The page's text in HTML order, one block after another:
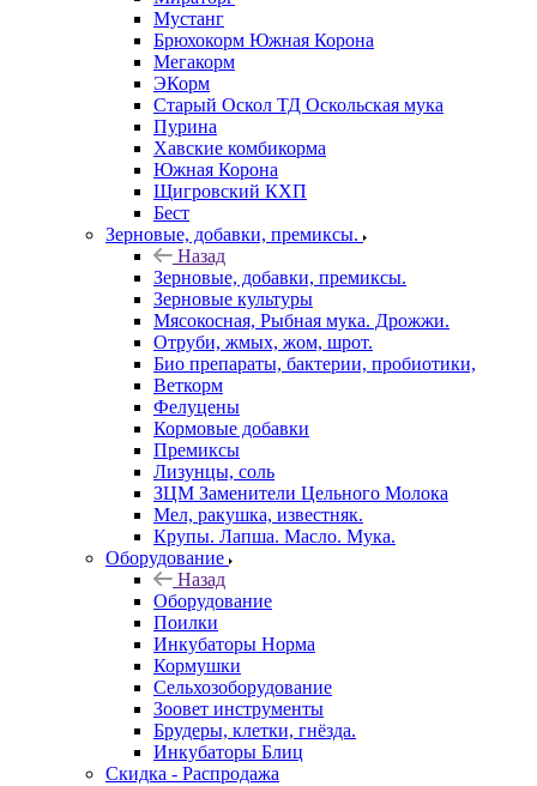
Мустанг
Брюхокорм Южная Корона
Мегакорм
ЭКорм
Старый Оскол ТД Оскольская мука
Пурина
Хавские комбикорма
Южная Корона
Щигровский КХП
Бест
Зерновые, добавки, премиксы.
Назад
Зерновые, добавки, премиксы.
Зерновые культуры
Мясокосная, Рыбная мука. Дрожжи.
Отруби, жмых, жом, шрот.
Био препараты, бактерии, пробиотики,
Веткорм
Фелуцены
Кормовые добавки
Премиксы
Лизунцы, соль
ЗЦМ Заменители Цельного Молока
Мел, ракушка, известняк.
Крупы. Лапша. Масло. Мука.
Оборудование
Назад
Оборудование
Поилки
Инкубаторы Норма
Кормушки
Сельхозоборудование
Зоовет инструменты
Брудеры, клетки, гнёзда.
Инкубаторы Блиц
Скидка - Распродажа